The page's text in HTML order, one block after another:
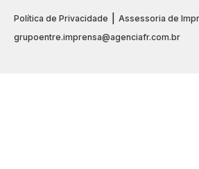
Política de Privacidade
Assessoria de
grupoentre.imprensa@agenciafr.com.br